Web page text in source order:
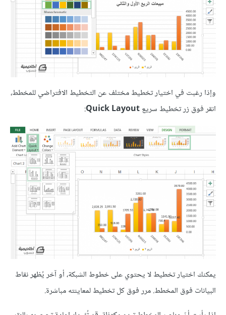
وإذا رغبت في اختيار تخطيط مختلف عن التخطيط الافتراضي للمخطط،
انقر فوق زر تخطيط سريع
:
يمكنك اختيار تخطيط لا يحتوي على خطوط الشبكة، أو آخر يُظهر نقاط
البيانات فوق المخطط. مرر فوق كل تخطيط لمعاينته مباشرة.